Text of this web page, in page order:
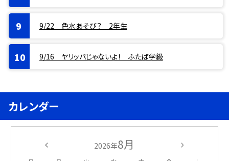
9/22 色水あそび？ 2年生
9/16 ヤリッパじゃないよ！ ふたば学級
カレンダー
2026年8月